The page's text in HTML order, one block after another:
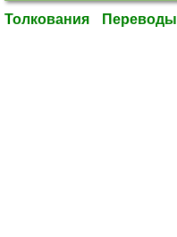
Толкования Переводы